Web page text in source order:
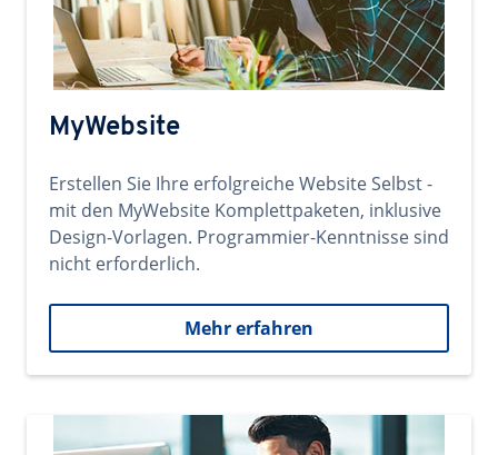
MyWebsite
Erstellen Sie Ihre erfolgreiche Website Selbst -
mit den MyWebsite Komplettpaketen, inklusive
Design-Vorlagen. Programmier-Kenntnisse sind
nicht erforderlich.
Mehr erfahren